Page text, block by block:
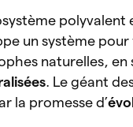
polyvalent
un système
naturelles, en
. Le géant
la promesse d’